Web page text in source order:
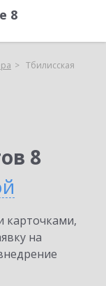
8
Тбилисская
8
карточками,
на